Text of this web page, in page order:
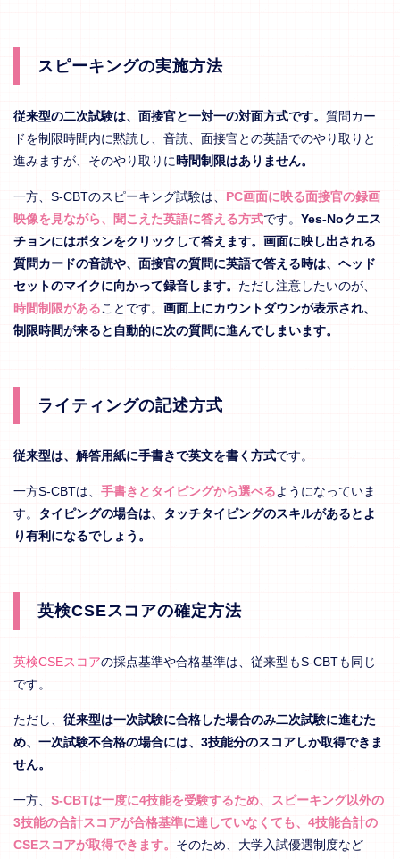
スピーキングの実施方法
従来型の二次試験は、面接官と一対一の対面方式です。 質問カー
ドを制限時間内に黙読し、音読、面接官との英語でのやり取りと
進みますが、そのやり取りに時間制限はありません。
一方、S-CBTのスピーキング試験は、 PC画面に映る面接官の録画
映像を見ながら、聞こえた英語に答える方式です。 Yes-Noクエス
チョンにはボタンをクリックして答えます。画面に映し出される
質問カードの音読や、面接官の質問に英語で答える時は、ヘッド
セットのマイクに向かって録音します。 ただし注意したいのが、
時間制限があることです。 画面上にカウントダウンが表示され、
制限時間が来ると自動的に次の質問に進んでしまいます。
ライティングの記述方式
従来型は、解答用紙に手書きで英文を書く方式です。
一方S-CBTは、 手書きとタイピングから選べるようになっていま
す。 タイピングの場合は、タッチタイピングのスキルがあるとよ
り有利になるでしょう。
英検CSEスコアの確定方法
英検CSEスコアの採点基準や合格基準は、従来型もS-CBTも同じ
です。
ただし、 従来型は一次試験に合格した場合のみ二次試験に進むた
め、一次試験不合格の場合には、3技能分のスコアしか取得できま
せん。
一方、 S-CBTは一度に4技能を受験するため、スピーキング以外の
3技能の合計スコアが合格基準に達していなくても、4技能合計の
CSEスコアが取得できます。 そのため、大学入試優遇制度など